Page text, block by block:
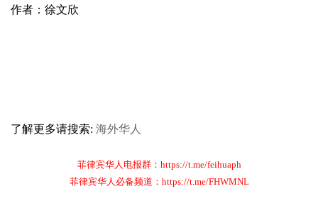
作者：徐文欣
了解更多请搜索: 海外华人
菲律宾华人电报群：https://t.me/feihuaph
菲律宾华人必备频道：https://t.me/FHWMNL